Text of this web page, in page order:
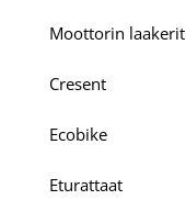
Moottorin laakerit
Cresent
Ecobike
Eturattaat